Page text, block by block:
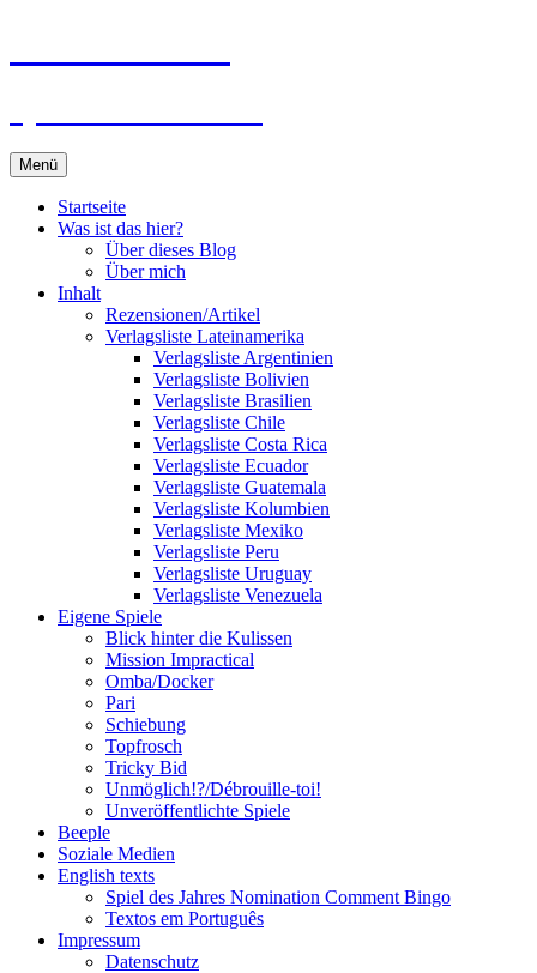
Menü
Startseite
Was ist das hier?
Über dieses Blog
Über mich
Inhalt
Rezensionen/Artikel
Verlagsliste Lateinamerika
Verlagsliste Argentinien
Verlagsliste Bolivien
Verlagsliste Brasilien
Verlagsliste Chile
Verlagsliste Costa Rica
Verlagsliste Ecuador
Verlagsliste Guatemala
Verlagsliste Kolumbien
Verlagsliste Mexiko
Verlagsliste Peru
Verlagsliste Uruguay
Verlagsliste Venezuela
Eigene Spiele
Blick hinter die Kulissen
Mission Impractical
Omba/Docker
Pari
Schiebung
Topfrosch
Tricky Bid
Unmöglich!?/Débrouille-toi!
Unveröffentlichte Spiele
Beeple
Soziale Medien
English texts
Spiel des Jahres Nomination Comment Bingo
Textos em Português
Impressum
Datenschutz